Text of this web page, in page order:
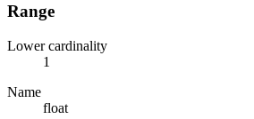
Range
Lower cardinality
1
Name
float